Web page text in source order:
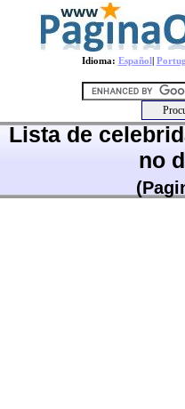
Idioma: Español|
Lista de
no